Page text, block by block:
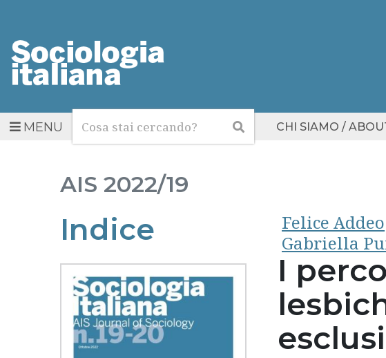
MENUCerca Cerca CHI SIAMO /
AIS 2022/19
Indice Felice Addeo
Gabriella
I